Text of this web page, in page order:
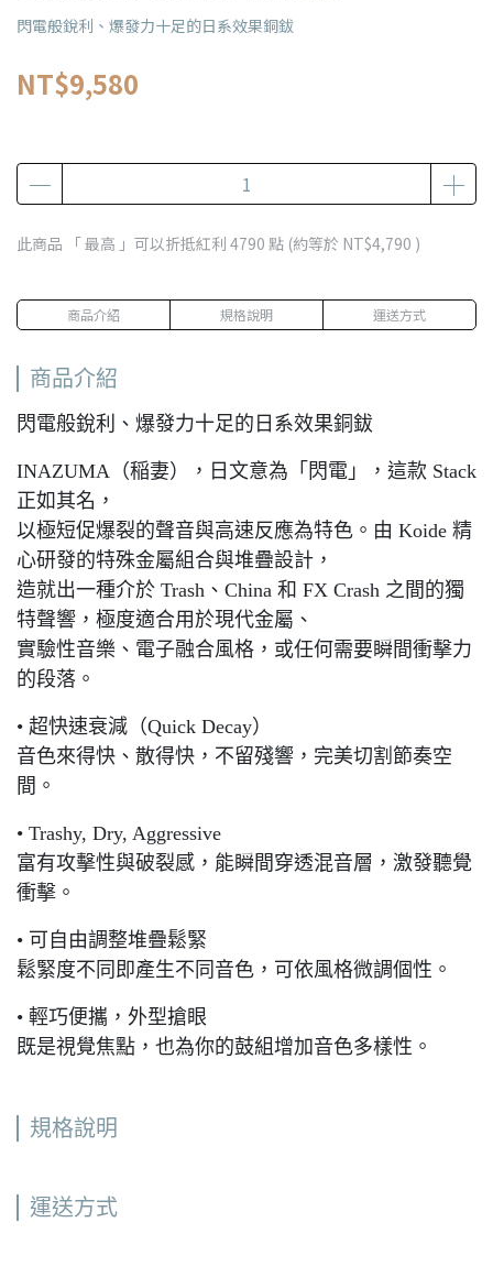
閃電般銳利、爆發力十足的日系效果銅鈸
NT$9,580
此商品 「 最高 」可以折抵紅利 4790 點 (約等於 NT$4,790 )
商品介紹 規格說明 運送方式
商品介紹
閃電般銳利、爆發力十足的日系效果銅鈸
INAZUMA（稲妻），日文意為「閃電」，這款 Stack
正如其名，
以極短促爆裂的聲音與高速反應為特色。由 Koide 精
心研發的特殊金屬組合與堆疊設計，
造就出一種介於 Trash、China 和 FX Crash 之間的獨
特聲響，極度適合用於現代金屬、
實驗性音樂、電子融合風格，或任何需要瞬間衝擊力
的段落。
• 超快速衰減（Quick Decay）
音色來得快、散得快，不留殘響，完美切割節奏空
間。
• Trashy, Dry, Aggressive
富有攻擊性與破裂感，能瞬間穿透混音層，激發聽覺
衝擊。
• 可自由調整堆疊鬆緊
鬆緊度不同即產生不同音色，可依風格微調個性。
• 輕巧便攜，外型搶眼
既是視覺焦點，也為你的鼓組增加音色多樣性。
規格說明
運送方式